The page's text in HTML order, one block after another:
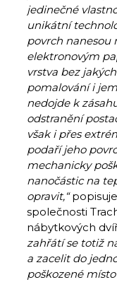
jedinečné
unikátní
povrch nanesou
elektronovým
vrstva bez
pomalování i
nedojde k
odstranění
však i přes
podaří jeho
mechanicky
nanočástic na
opravit,“
společnosti
nábytkových
zahřátí se totiž
a zacelit do
poškozené